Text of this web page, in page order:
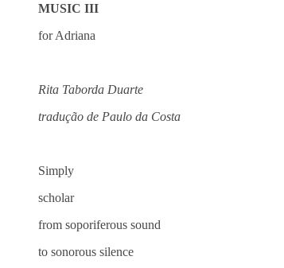
for Adriana
Rita Taborda Duarte
tradução de Paulo da Costa
Simply
scholar
from soporiferous sound
to sonorous silence